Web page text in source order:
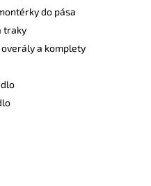
do pása
traky
a komplety
UVEX 2
FIT SYSTEM